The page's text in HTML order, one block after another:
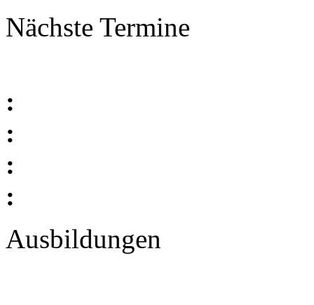
Nächste Termine
:
:
:
:
Ausbildungen